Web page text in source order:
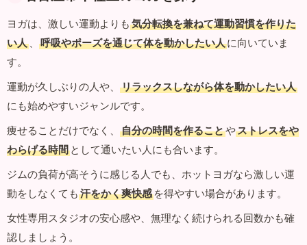
ヨガは、激しい運動よりも 気分転換を兼ねて運動習慣を作りた
い人 、 呼吸やポーズを通じて体を動かしたい人に向いていま
す。
運動が久しぶりの人や、
リラックスしながら体を動かしたい人
にも始めやすいジャンルです。
痩せることだけでなく、
自分の時間を作ることやストレスをや
わらげる時間 として通いたい人にも合います。
ジムの負荷が高そうに感じる人でも、ホットヨガなら激しい運
動をしなくても 汗をかく爽快感 を得やすい場合があります。
女性専用スタジオの安心感や、無理なく続けられる回数かも確
認しましょう。